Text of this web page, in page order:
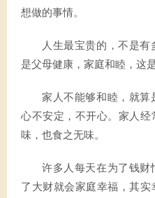
想做的事情。
人生最宝贵的，不是有
是父母健康，家庭和睦，这
家人不能够和睦，就算
心不安定，不开心。家人
味，也食之无味。
许多人每天在为了钱财
了大财就会家庭幸福，其